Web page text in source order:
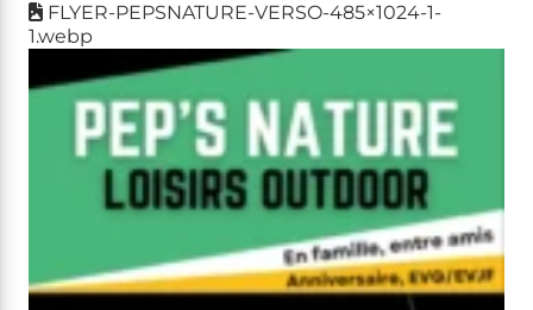
FLYER-PEPSNATURE-VERSO-485×1024-1-
1.webp